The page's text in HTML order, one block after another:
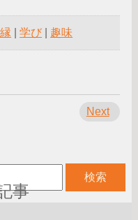
|学び 趣味
Next